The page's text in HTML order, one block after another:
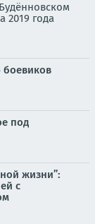
2019 года
боевиков
под
жизни”:
с